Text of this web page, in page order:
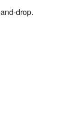
drop.